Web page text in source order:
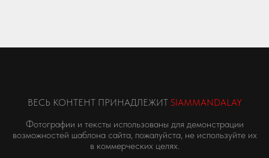
ВЕСЬ КОНТЕНТ ПРИНАДЛЕЖИТ SIAMMANDALAY
Фотографии и тексты использованы для демонстрации
возможностей шаблона сайта, пожалуйста, не используйте их
в коммерческих целях.